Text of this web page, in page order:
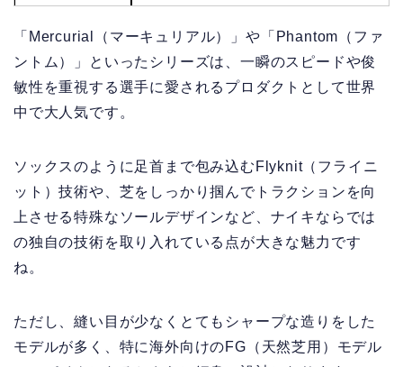
「Mercurial（マーキュリアル）」や「Phantom（ファ
ントム）」といったシリーズは、一瞬のスピードや俊
敏性を重視する選手に愛されるプロダクトとして世界
中で大人気です。
ソックスのように足首まで包み込むFlyknit（フライニ
ット）技術や、芝をしっかり掴んでトラクションを向
上させる特殊なソールデザインなど、ナイキならでは
の独自の技術を取り入れている点が大きな魅力です
ね。
ただし、縫い目が少なくとてもシャープな造りをした
モデルが多く、特に海外向けのFG（天然芝用）モデル